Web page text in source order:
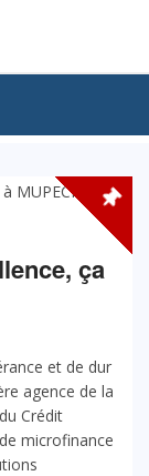
ça
et de dur
agence de la
Crédit
microfinance